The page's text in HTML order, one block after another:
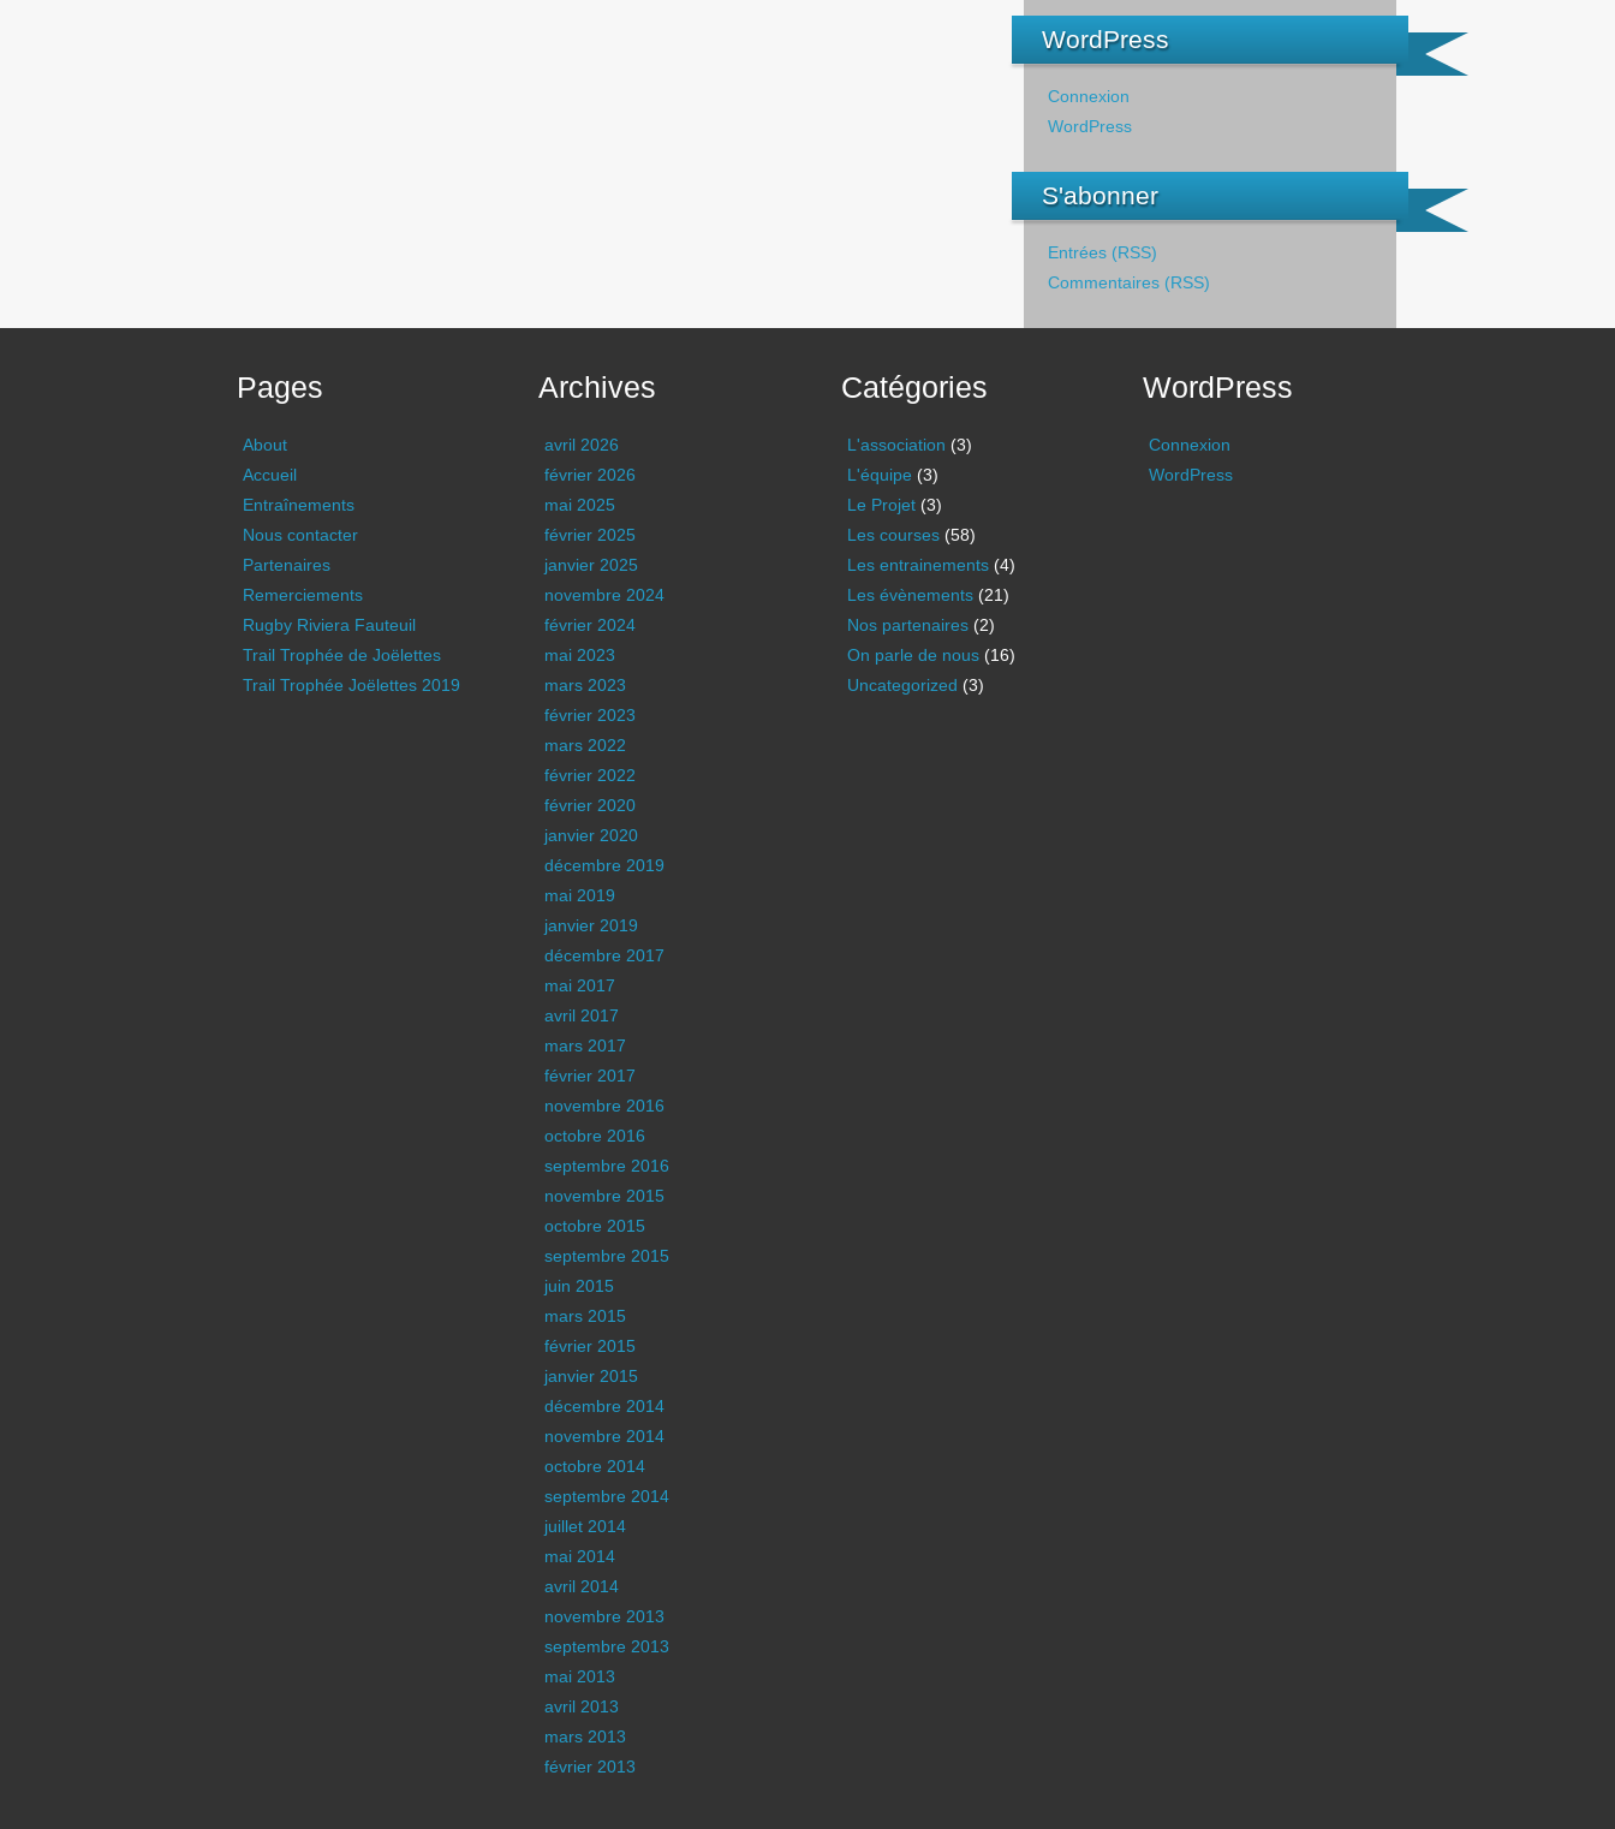
WordPress
Connexion
WordPress
S'abonner
Entrées (RSS)
Commentaires (RSS)
Pages
About
Accueil
Entraînements
Nous contacter
Partenaires
Remerciements
Rugby Riviera Fauteuil
Trail Trophée de Joëlettes
Trail Trophée Joëlettes 2019
Archives
avril 2026
février 2026
mai 2025
février 2025
janvier 2025
novembre 2024
février 2024
mai 2023
mars 2023
février 2023
mars 2022
février 2022
février 2020
janvier 2020
décembre 2019
mai 2019
janvier 2019
décembre 2017
mai 2017
avril 2017
mars 2017
février 2017
novembre 2016
octobre 2016
septembre 2016
novembre 2015
octobre 2015
septembre 2015
juin 2015
mars 2015
février 2015
janvier 2015
décembre 2014
novembre 2014
octobre 2014
septembre 2014
juillet 2014
mai 2014
avril 2014
novembre 2013
septembre 2013
mai 2013
avril 2013
mars 2013
février 2013
Catégories
L'association (3)
L'équipe (3)
Le Projet(3)
Les courses(58)
Les entrainements(4)
Les évènements(21)
Nos partenaires(2)
On parle de nous(16)
Uncategorized (3)
WordPress
Connexion
WordPress